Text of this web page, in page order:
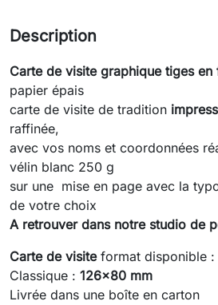
Description
Carte de visite graphique tiges en
papier épais
carte de visite de tradition
raffinée,
avec vos noms et coordonnées
vélin blanc 250 g
sur une mise en page avec la
de votre choix
A retrouver dans notre studio de
Carte de visiteformat disponible :
Classique : 126x80 mm
Livrée dans une boîte en carton